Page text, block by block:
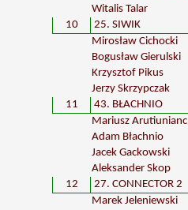
Witalis Talar
10
25. SIWIK
Mirosław Cichocki
Bogusław Gierulski
Krzysztof Pikus
Jerzy Skrzypczak
11
43. BŁACHNIO
Mariusz Arutiunianc
Adam Błachnio
Jacek Gackowski
Aleksander Skop
12
27. CONNECTOR 2
Marek Jeleniewski